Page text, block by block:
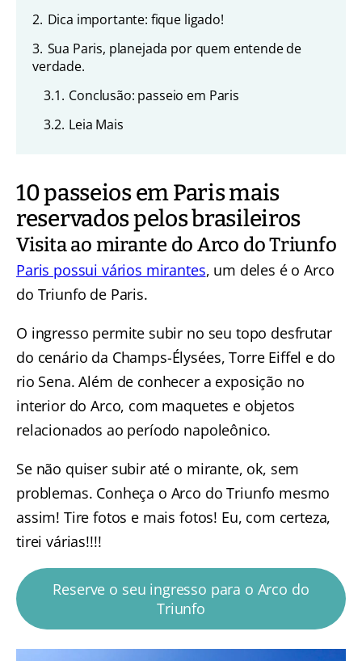
2. Dica importante: fique ligado!
3. Sua Paris, planejada por quem entende de
verdade.
3.1. Conclusão: passeio em Paris
3.2. Leia Mais
10 passeios em Paris mais
reservados pelos brasileiros
Visita ao mirante do Arco do Triunfo
Paris possui vários mirantes, um deles é o Arco
do Triunfo de Paris.
O ingresso permite subir no seu topo desfrutar
do cenário da Champs-Élysées, Torre Eiffel e do
rio Sena. Além de conhecer a exposição no
interior do Arco, com maquetes e objetos
relacionados ao período napoleônico.
Se não quiser subir até o mirante, ok, sem
problemas. Conheça o Arco do Triunfo mesmo
assim! Tire fotos e mais fotos! Eu, com certeza,
tirei várias!!!!
Reserve o seu ingresso para o Arco do
Triunfo